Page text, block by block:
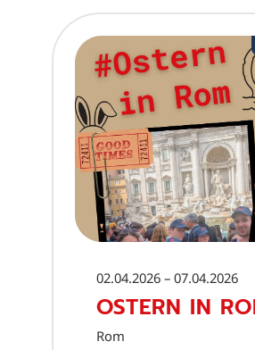
02.04.2026 – 07.04.2026
OSTERN IN
Rom